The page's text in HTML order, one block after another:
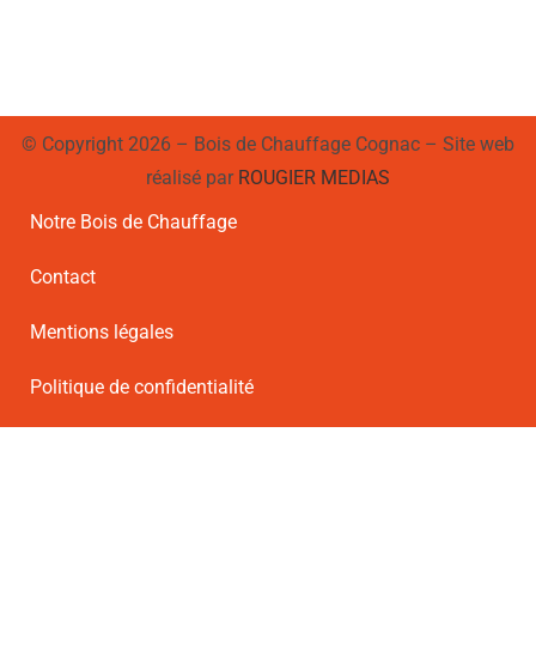
© Copyright 2026 – Bois de Chauffage Cognac – Site web
réalisé par ROUGIER MEDIAS
Notre Bois de Chauffage
Contact
Mentions légales
Politique de confidentialité